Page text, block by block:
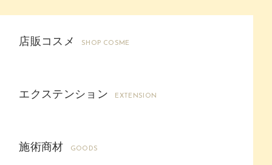
店販コスメ SHOP COSME
エクステンション EXTENSION
施術商材 GOODS